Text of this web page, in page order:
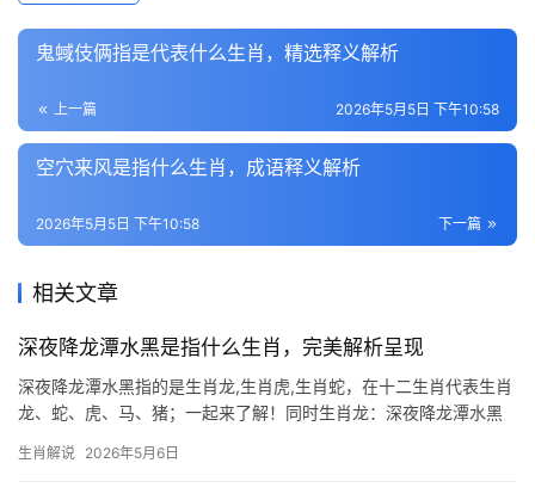
鬼蜮伎俩指是代表什么生肖，精选释义解析
上一篇 2026年5月5日 下午10:58
空穴来风是指什么生肖，成语释义解析
下一篇
2026年5月5日 下午10:58
相关文章
深夜降龙潭水黑是指什么生肖，完美解析呈现
深夜降龙潭水黑指的是生肖龙,生肖虎,生肖蛇，在十二生肖代表生肖
龙、蛇、虎、马、猪；一起来了解！同时生肖龙：深夜降龙潭水黑
辰土，属阳，而深夜属阴，阴阳相冲时潭水泛黑，预示龙族需警惕
生肖解说 2026年5月6日